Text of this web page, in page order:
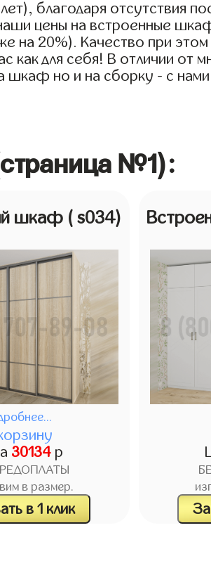
благодаря отсутствия
цены на встроенные
на 20%). Качество при
для себя! В отличии от
шкаф но и на сборку - с
№1):
шкаф ( s034)
30134р
в размер.
в 1 клик